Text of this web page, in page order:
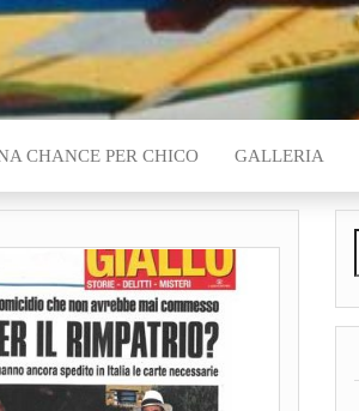
CHANCE PER CHICO GALLERIA